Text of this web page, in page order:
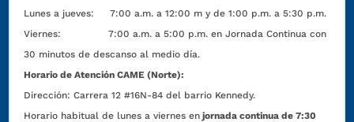
Lunes a jueves: 7:00 a.m. a 12:00 m y de 1:00 p.m. a 5:30 p.m.
Viernes: 7:00 a.m. a 5:00 p.m. en Jornada Continua con
30 minutos de descanso al medio día.
Horario de Atención CAME (Norte):
Dirección:Carrera 12 #16N-84 del barrio Kennedy.
Horario habitual de lunes a viernes en jornada continua de 7:30